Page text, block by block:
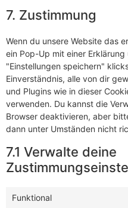
7. Zustimmung
Wenn du unsere Website das
ein Pop-Up mit einer
"Einstellungen speichern"
Einverständnis, alle von dir
und Plugins wie in dieser
verwenden. Du kannst die
Browser deaktivieren, aber
dann unter Umständen nicht
7.1 Verwalte deine
Funktional